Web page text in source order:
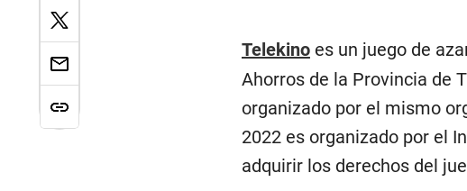
Telekinoes un juego de
Ahorros de la Provincia de
organizado por el mismo
2022 es organizado por el
adquirir los derechos del